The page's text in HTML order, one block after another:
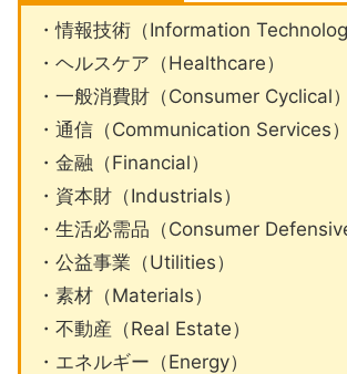
・情報技術（Information
・ヘルスケア（Healthcare）
・一般消費財（Consumer Cyclical）
・通信（Communication Services）
・金融（Financial）
・資本財（Industrials）
・生活必需品（Consumer Defensive
・公益事業（Utilities）
・素材（Materials）
・不動産（Real Estate）
・エネルギー（Energy）